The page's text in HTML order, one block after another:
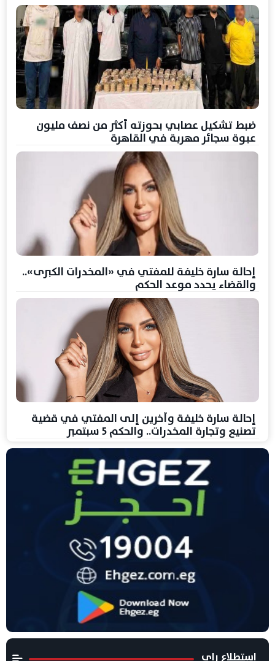
ضبط تشكيل عصابي بحوزته أكثر من نصف مليون
عبوة سجائر مهربة في القاهرة
إحالة سارة خليفة للمفتي في «المخدرات الكبرى»..
والقضاء يحدد موعد الحكم
إحالة سارة خليفة وآخرين إلى المفتي في قضية
تصنيع وتجارة المخدرات.. والحكم 5 سبتمبر
استطلاع راى